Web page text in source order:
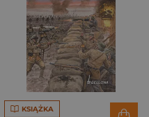
KSIĄŻKA